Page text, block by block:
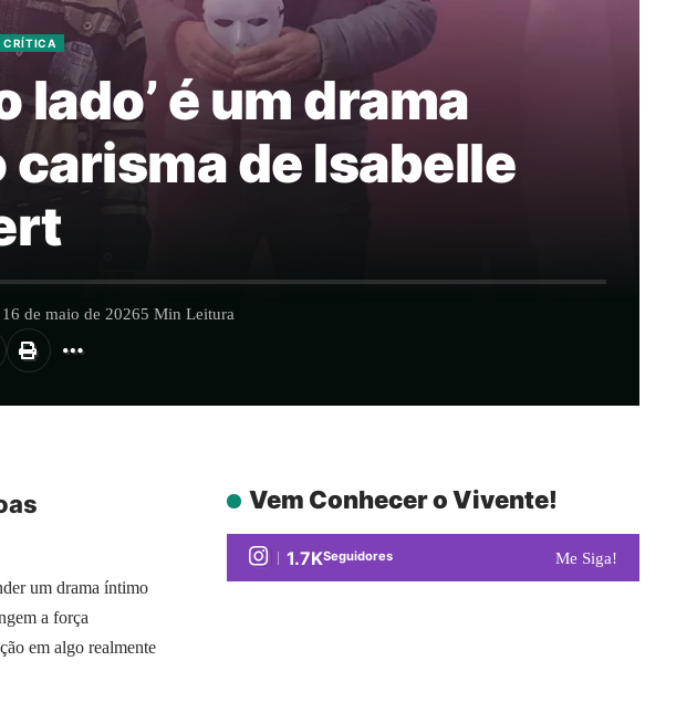
CRÍTICA
lado’ é um drama
de Isabelle
de maio de 20265 Min Leitura
um drama íntimo
a força
em algo realmente
Vem Conhecer o Vivente!
1.7KSeguidores Me Siga!